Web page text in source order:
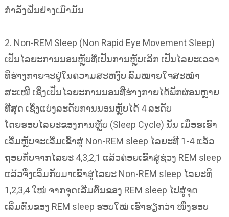
ກຳລັງຝັນຢ່າງເມົາມັນ
2. Non-REM Sleep (Non Rapid Eye Movement Sleep)
ເປັນໄລຍະການນອນຫຼັບທີ່ເປັນການຫຼັບເລິກ ເປັນໄລຍະເວລາ
ທີ່ຮ່າງກາຍຈະຢູ່ໃນຄວາມສະຫງົບ ລົມໝາຍໃຈສະໝ່ຳ
ສະເໝີ ເຊິ່ງເປັນໄລຍະການນອນທີ່ຮ່າງກາຍໄດ້ພັກຜ່ອນຫຼາຍ
ທີ່ສຸດ ເຊິ່ງແບ່ງລະດັບການນອນຫຼັບໄດ້ 4 ລະດັບ
ໂດຍຮອບໄລຍະຂອງການຫຼັບ (Sleep Cycle) ນັ້ນ ເມື່ອຮເຮົາ
ເລີ່ມຫຼັບຈະເລີ່ມເຂົ້າສູ່ Non-REM sleep ໄລຍະທີ 1-4 ແລ້ວ
ຖອຍກັບຈາກໄລຍະ 4,3,2,1 ແລ້ວຄ່ອຍເຂົ້າສູ່ຊ່ວງ REM sleep
ແລ້ວຈຶ່ງເລີ່ມກັບມາເຂົ້າສູ່ໄລຍະ Non-REM sleep ໄລຍະທີ
1,2,3,4 ໃໝ່ ຈາກຈຸດເລີ່ມຕົ້ນຂອງ REM sleep ໄປສູ່ຈຸດ
ເລີ່ມຕົ້ນຂອງ REM sleep ຮອບໃໝ່ ເຮົາຮຽກວ່າ ໜຶ່ງຮອບ